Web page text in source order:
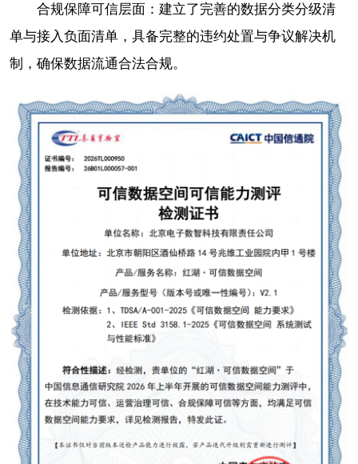
合规保障可信层面：建立了完善的数据分类分级清
单与接入负面清单，具备完整的违约处置与争议解决机
制，确保数据流通合法合规。